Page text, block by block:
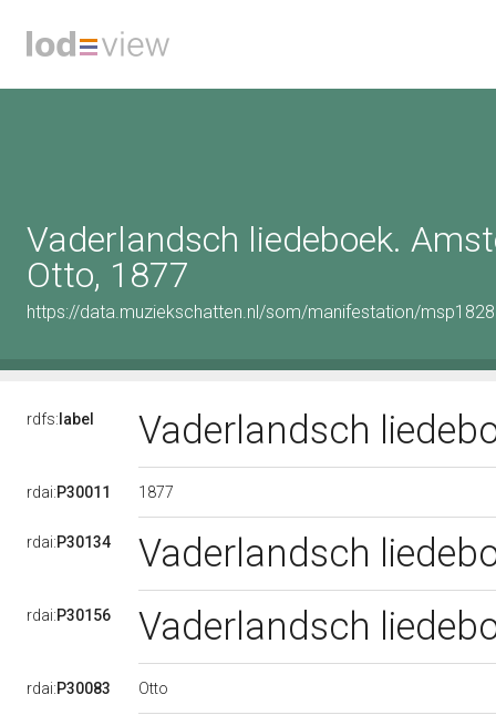
Vaderlandsch liedeboek.
Otto, 1877
https://data.muziekschatten.nl/som/manifestation/
rdfs: label Vaderlandsch
rdai:P30011 1877
rdai:P30134 Vaderlandsch
rdai:P30156 Vaderlandsch
rdai:P30083 Otto